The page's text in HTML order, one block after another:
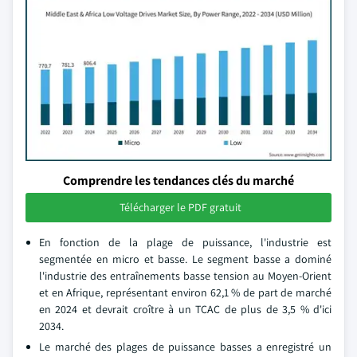
Comprendre les tendances clés du marché
Télécharger le PDF gratuit
En fonction de la plage de puissance, l'industrie est
segmentée en micro et basse. Le segment basse a dominé
l'industrie des entraînements basse tension au Moyen-Orient
et en Afrique, représentant environ 62,1 % de part de marché
en 2024 et devrait croître à un TCAC de plus de 3,5 % d'ici
2034.
Le marché des plages de puissance basses a enregistré un